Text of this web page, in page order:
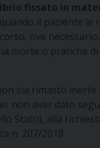
fissato in
il paziente
ove
morte o pratiche di
sia rimasto
non aver dato
Stato), alla
n. 207/2018.